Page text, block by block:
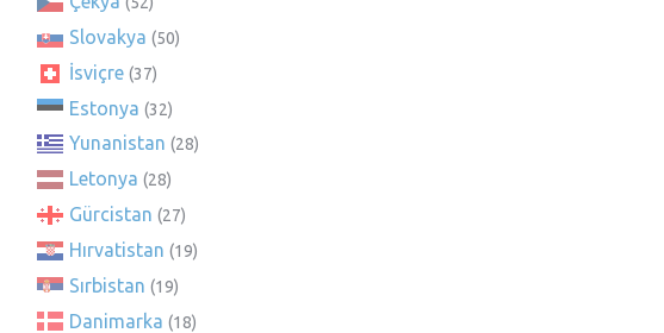
Slovakya (50)
İsviçre (37)
Estonya (32)
Yunanistan (28)
Letonya (28)
Gürcistan (27)
Hırvatistan (19)
Sırbistan (19)
Danimarka (18)